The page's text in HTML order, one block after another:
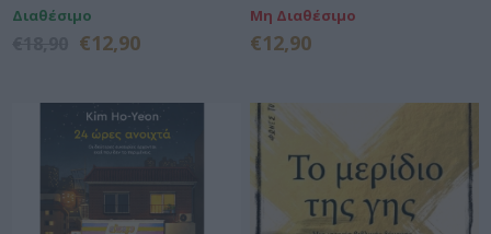
Διαθέσιμο
€12,90
Μη Διαθέσιμο
€12,90